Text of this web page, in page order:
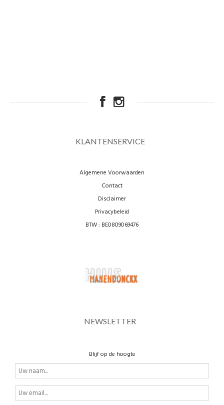
KLANTENSERVICE
Algemene Voorwaarden
Contact
Disclaimer
Privacybeleid
BTW : BE0809069476
NEWSLETTER
Blijf op de hoogte